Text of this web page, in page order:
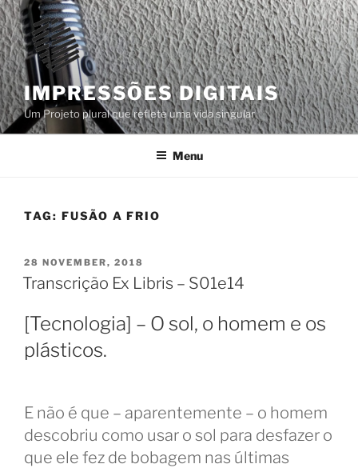
Skip
to
content
IMPRESSÕES DIGITAIS
Um Projeto plural que reflete uma vida singular
Menu
TAG: FUSÃO A FRIO
POSTED
ON
28 NOVEMBER, 2018
Transcrição Ex Libris – S01e14
[Tecnologia] – O sol, o homem e os
plásticos.
E não é que – aparentemente – o homem
descobriu como usar o sol para desfazer o
que ele fez de bobagem nas últimas